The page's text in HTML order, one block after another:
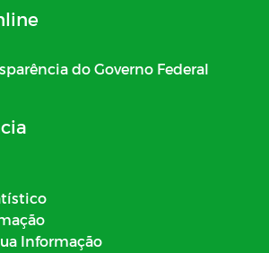
do Governo Federal
Informação